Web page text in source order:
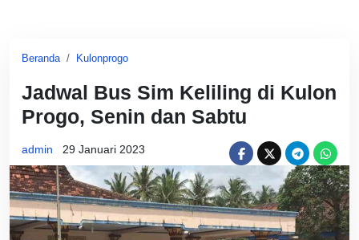
Beranda Kulonprogo
Jadwal Bus Sim Keliling di Kulon
Progo, Senin dan Sabtu
admin 29 Januari 2023